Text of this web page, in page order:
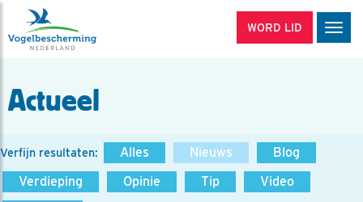
WORD LID
Actueel
Verfijn resultaten: Alles Nieuws
Blog
Verdieping
Opinie Tip
Video